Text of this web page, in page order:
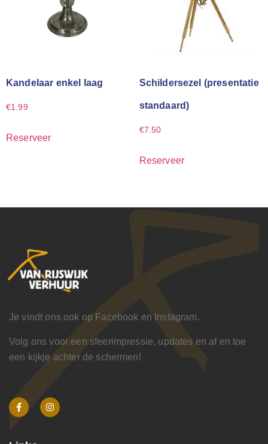
Kandelaar enkel laag
€1.99
Reserveer
Schildersezel (presentatie
standaard)
€7.50
Reserveer
Je vindt ons ook op Facebook en Instagram.
Volg ons voor een sfeerimpressie, updates en af en toe
een kijkje achter de schermen!